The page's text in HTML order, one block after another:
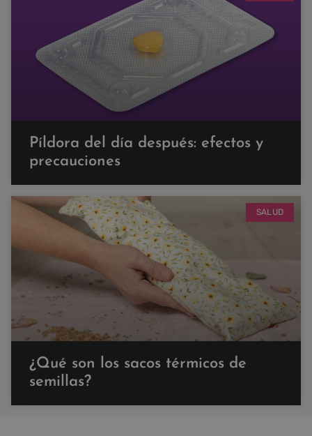
Píldora del día después: efectos y
precauciones
SALUD
¿Qué son los sacos térmicos de
semillas?